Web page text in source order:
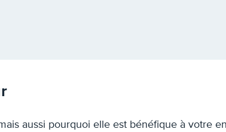
aussi pourquoi elle est bénéfique à votre